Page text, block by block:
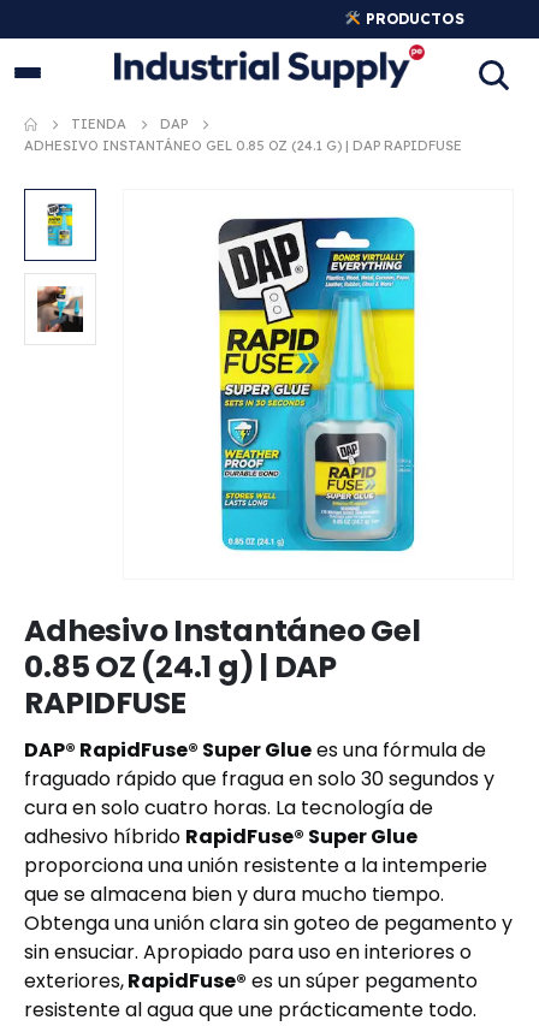
PRODUCTOS
INDUSTRIALES ORIGINALES
TIENDA
DAP
ADHESIVO INSTANTÁNEO GEL 0.85 OZ (24.1 G) | DAP RAPIDFUSE
Adhesivo Instantáneo Gel
0.85 OZ (24.1 g) | DAP
RAPIDFUSE
DAP® RapidFuse® Super Gluees una fórmula de
fraguado rápido que fragua en solo 30 segundos y
cura en solo cuatro horas. La tecnología de
adhesivo híbrido RapidFuse® Super Glue
proporciona una unión resistente a la intemperie
que se almacena bien y dura mucho tiempo.
Obtenga una unión clara sin goteo de pegamento y
sin ensuciar. Apropiado para uso en interiores o
exteriores,RapidFuse® es un súper pegamento
resistente al agua que une prácticamente todo.